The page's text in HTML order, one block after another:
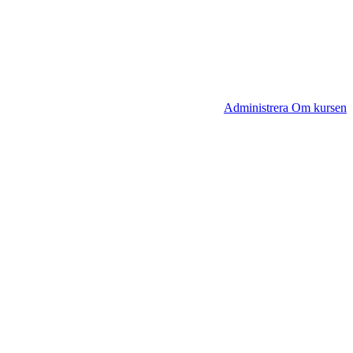
Administrera Om kursen